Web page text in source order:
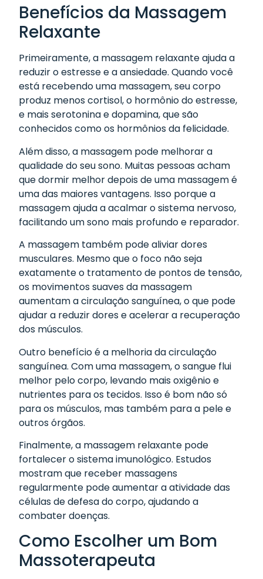
Benefícios da Massagem
Relaxante
Primeiramente, a massagem relaxante ajuda a
reduzir o estresse e a ansiedade. Quando você
está recebendo uma massagem, seu corpo
produz menos cortisol, o hormônio do estresse,
e mais serotonina e dopamina, que são
conhecidos como os hormônios da felicidade.
Além disso, a massagem pode melhorar a
qualidade do seu sono. Muitas pessoas acham
que dormir melhor depois de uma massagem é
uma das maiores vantagens. Isso porque a
massagem ajuda a acalmar o sistema nervoso,
facilitando um sono mais profundo e reparador.
A massagem também pode aliviar dores
musculares. Mesmo que o foco não seja
exatamente o tratamento de pontos de tensão,
os movimentos suaves da massagem
aumentam a circulação sanguínea, o que pode
ajudar a reduzir dores e acelerar a recuperação
dos músculos.
Outro benefício é a melhoria da circulação
sanguínea. Com uma massagem, o sangue flui
melhor pelo corpo, levando mais oxigênio e
nutrientes para os tecidos. Isso é bom não só
para os músculos, mas também para a pele e
outros órgãos.
Finalmente, a massagem relaxante pode
fortalecer o sistema imunológico. Estudos
mostram que receber massagens
regularmente pode aumentar a atividade das
células de defesa do corpo, ajudando a
combater doenças.
Como Escolher um Bom
Massoterapeuta